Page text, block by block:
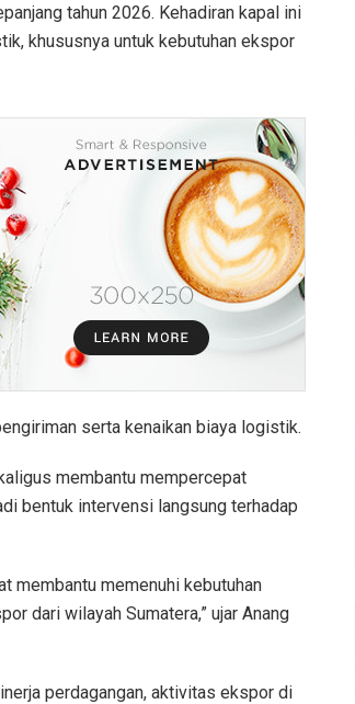
tahun 2026. Kehadiran kapal ini
khususnya untuk kebutuhan ekspor
serta kenaikan biaya logistik.
membantu mempercepat
bentuk intervensi langsung terhadap
membantu memenuhi kebutuhan
dari wilayah Sumatera,” ujar Anang
perdagangan, aktivitas ekspor di